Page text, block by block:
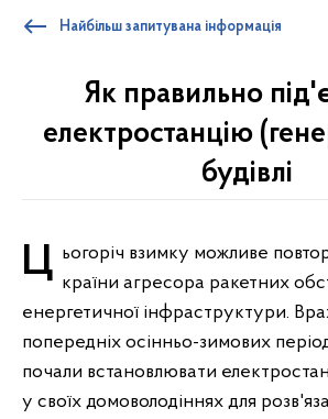
Найбільш запитувана інформація
Як правильно
електростанцію
будівлі
Цьогоріч взимку можливе повторення з боку країни агресора ракетних
енергетичної інфраструктури.
попередніх осінньо-зимових
почали встановлювати
у своїх домоволодіннях для